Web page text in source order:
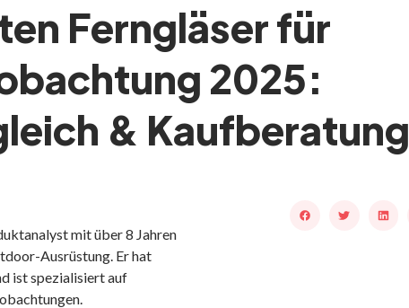
Ferngläser für
2025:
& Kaufberatung
mit über 8 Jahren
Ausrüstung. Er hat
ist spezialisiert auf